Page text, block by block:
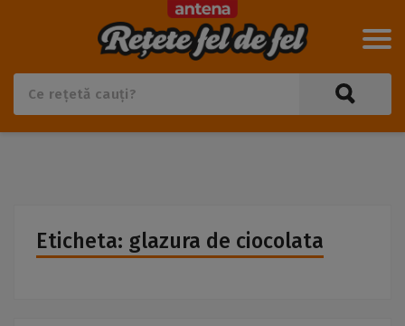
Eticheta: glazura de ciocolata